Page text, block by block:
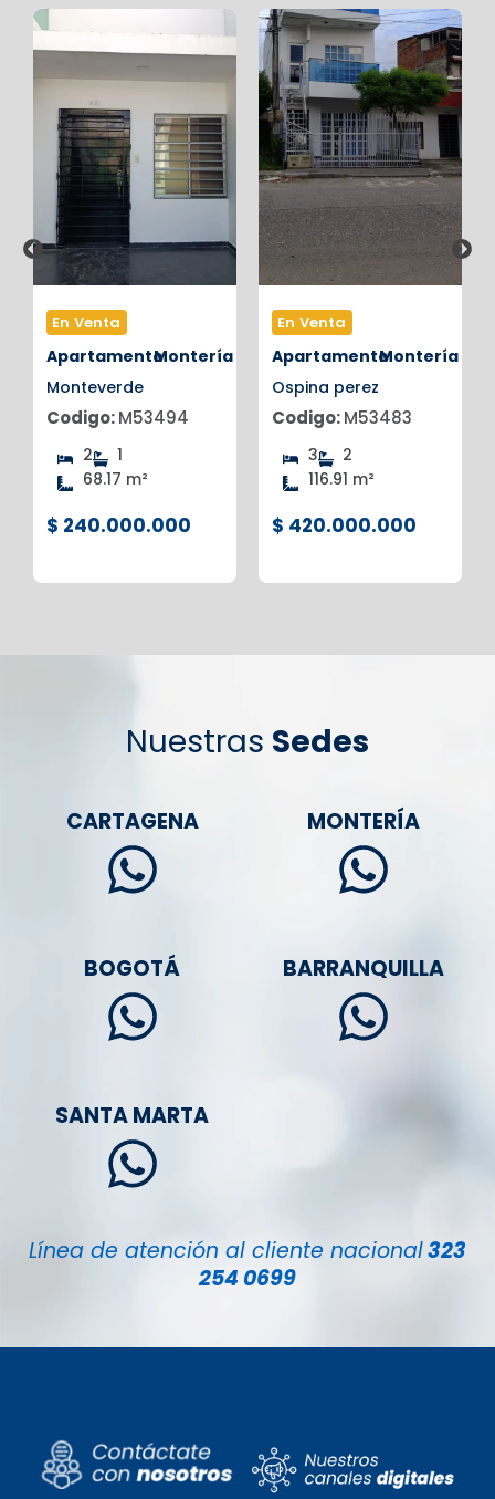
En Venta
ApartamentoMontería
Monteverde
Codigo:M53494
2
1
68.17 m²
$ 240.000.000
En Venta
ApartamentoMontería
Ospina perez
Codigo:M53483
3
2
116.91 m²
$ 420.000.000
Nuestras Sedes
CARTAGENA MONTERÍA
BOGOTÁ BARRANQUILLA
SANTA MARTA
Línea de atención al cliente nacional323
254 0699